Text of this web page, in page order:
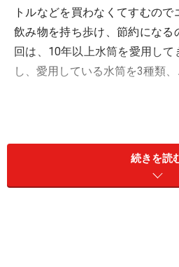
トルなどを買わなくてすむの
飲み物を持ち歩け、節約になる
回は、10年以上水筒を愛用し
し、愛用している水筒を3種類、
続きを読